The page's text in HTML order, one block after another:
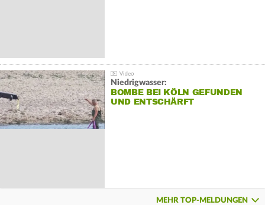
Niedrigwasser:
BOMBE BEI KÖLN GEFUNDEN
UND ENTSCHÄRFT
MEHR TOP-MELDUNGEN